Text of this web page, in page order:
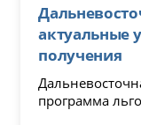
актуальные
получения
программа